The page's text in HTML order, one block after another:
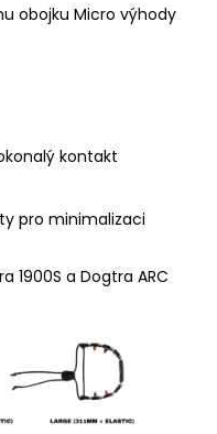
obojku Micro výhody
kontakt
pro minimalizaci
1900S a Dogtra ARC